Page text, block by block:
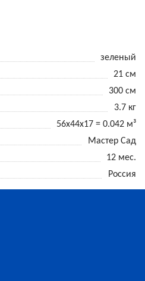
зеленый
21 см
300 см
3.7 кг
56x44x17 = 0.042 м³
Мастер Сад
12 мес.
Россия